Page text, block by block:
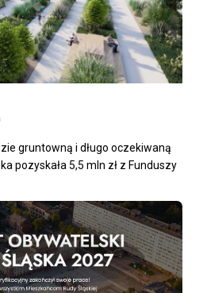
gruntowną i długo oczekiwaną
pozyskała 5,5 mln zł z Funduszy